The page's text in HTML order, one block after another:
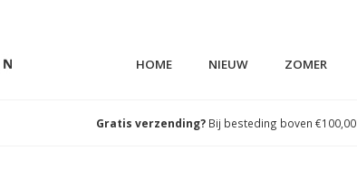
HOME NIEUW ZOMER
Gratis verzending? Bij besteding boven €100,00